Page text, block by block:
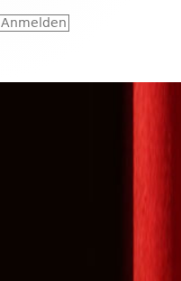
Anmelden